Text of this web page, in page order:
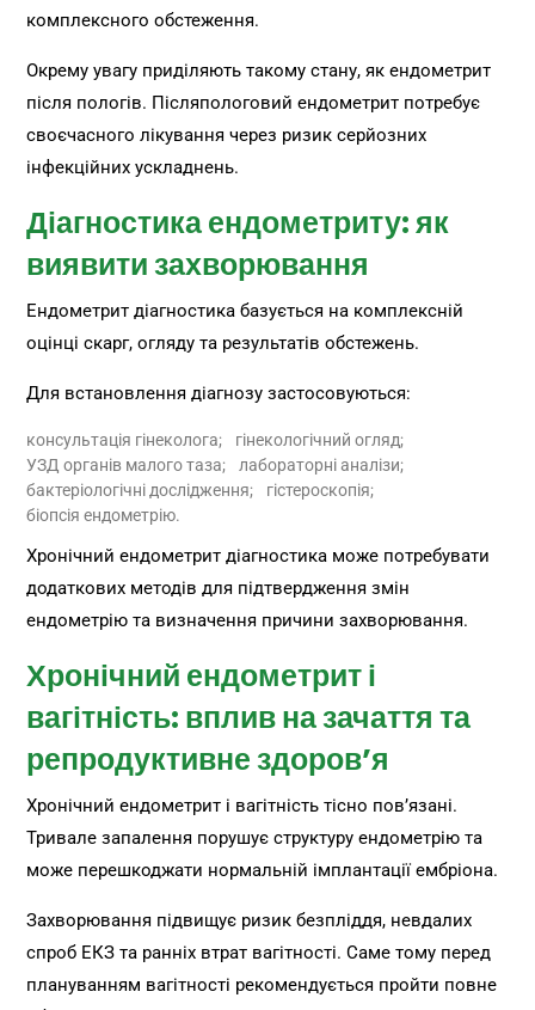
комплексного обстеження.
Окрему увагу приділяють такому стану, як ендометрит
після пологів. Післяпологовий ендометрит потребує
своєчасного лікування через ризик серйозних
інфекційних ускладнень.
Діагностика ендометриту: як
виявити захворювання
Ендометрит діагностика базується на комплексній
оцінці скарг, огляду та результатів обстежень.
Для встановлення діагнозу застосовуються:
консультація гінеколога;
гінекологічний огляд;
УЗД органів малого таза;
лабораторні аналізи;
бактеріологічні дослідження;
гістероскопія;
біопсія ендометрію.
Хронічний ендометрит діагностика може потребувати
додаткових методів для підтвердження змін
ендометрію та визначення причини захворювання.
Хронічний ендометрит і
вагітність: вплив на зачаття та
репродуктивне здоров’я
Хронічний ендометрит і вагітність тісно пов’язані.
Тривале запалення порушує структуру ендометрію та
може перешкоджати нормальній імплантації ембріона.
Захворювання підвищує ризик безпліддя, невдалих
спроб ЕКЗ та ранніх втрат вагітності. Саме тому перед
плануванням вагітності рекомендується пройти повне